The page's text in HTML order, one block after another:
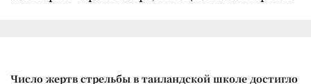
Число жертв стрельбы в таиландской школе достигло